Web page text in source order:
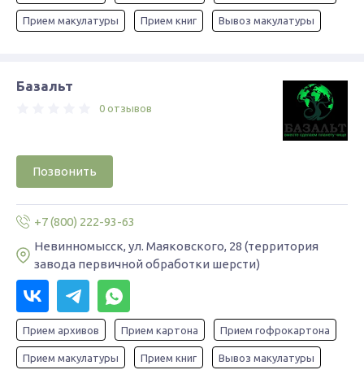
Прием макулатуры Прием книг Вывоз макулатуры
Базальт
0 отзывов
Позвонить
+7 (800) 222-93-63
Невинномысск, ул. Маяковского, 28 (территория
завода первичной обработки шерсти)
Прием архивов Прием картона Прием гофрокартона
Прием макулатуры Прием книг Вывоз макулатуры